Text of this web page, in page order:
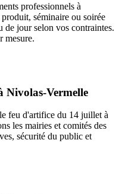
professionnels à
séminaire ou soirée
jour selon vos contraintes.
mesure.
Nivolas-Vermelle
feu d'artifice du 14 juillet à
les mairies et comités des
sécurité du public et